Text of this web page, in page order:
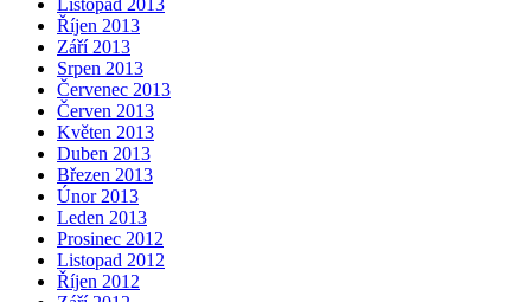
Říjen 2013
Září 2013
Srpen 2013
Červenec 2013
Červen 2013
Květen 2013
Duben 2013
Březen 2013
Únor 2013
Leden 2013
Prosinec 2012
Listopad 2012
Říjen 2012